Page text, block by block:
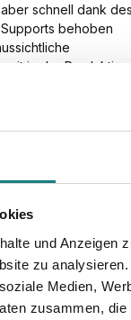
und Anzeigen
zu
Medien,
zusammen,
schnell dank des
behoben
in der Produktion